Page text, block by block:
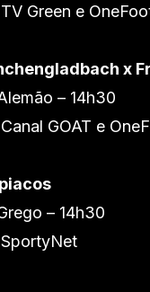
Green e
x
– 14h30
GOAT e
– 14h30